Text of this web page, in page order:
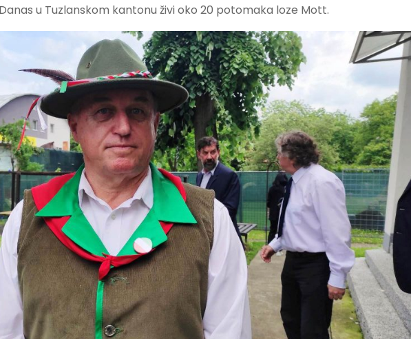
u Tuzlanskom kantonu živi oko 20 potomaka loze Mott.